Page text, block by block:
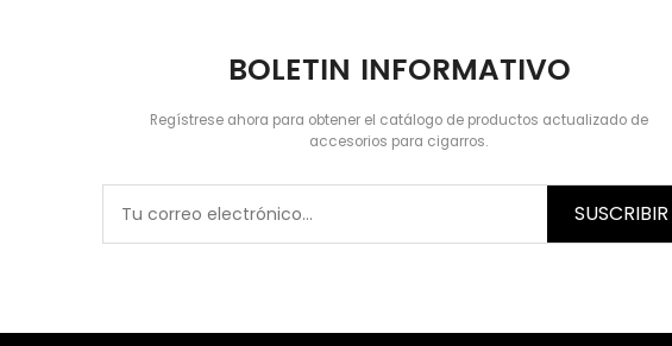
BOLETIN INFORMATIVO
Regístrese ahora para obtener el catálogo de productos actualizado de
accesorios para cigarros.
SUSCRIBIR